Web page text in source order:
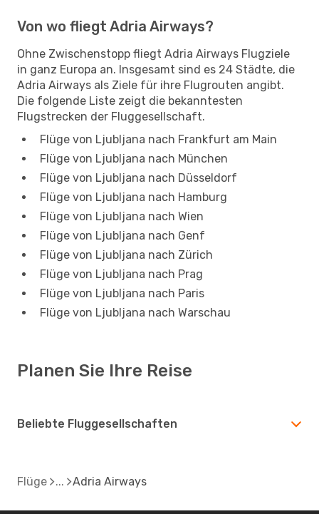
Von wo fliegt Adria Airways?
Ohne Zwischenstopp fliegt Adria Airways Flugziele
in ganz Europa an. Insgesamt sind es 24 Städte, die
Adria Airways als Ziele für ihre Flugrouten angibt.
Die folgende Liste zeigt die bekanntesten
Flugstrecken der Fluggesellschaft.
Flüge von Ljubljana nach Frankfurt am Main
Flüge von Ljubljana nach München
Flüge von Ljubljana nach Düsseldorf
Flüge von Ljubljana nach Hamburg
Flüge von Ljubljana nach Wien
Flüge von Ljubljana nach Genf
Flüge von Ljubljana nach Zürich
Flüge von Ljubljana nach Prag
Flüge von Ljubljana nach Paris
Flüge von Ljubljana nach Warschau
Planen Sie Ihre Reise
Beliebte Fluggesellschaften
Flüge Adria Airways